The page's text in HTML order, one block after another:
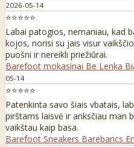
2026-05-14
⭐⭐⭐⭐⭐
Labai patogios, nemaniau, kad
kojos, norisi su jais visur
puošni ir nereikli priežiūrai.
Barefoot mokasinai Be Lenka
05-14
⭐⭐⭐⭐⭐
Patenkinta savo šiais vbatais,
pirštams laisvė ir anksčiau man
vaikštau kaip basa.
Barefoot Sneakers Barebarics